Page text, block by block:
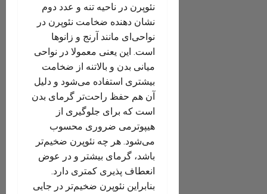
نئوپرن در ناحیه تنه و عدد دوم
نشان دهنده ضخامت نئوپرن در
نواحی‌ای مانند آرنج و زانوها
است. این یعنی معمولا در نواحی
میانی بدن و بالاتنه از ضخامت
بیشتری استفاده می‌شود و دلیل
آن هم حفظ راحت‌تر گرمای بدن
است که برای جلوگیری از
هیپوترمی ضروری محسوب
می‌شود. هر چه نئوپرن ضخیم‌تر
باشد، گرمای بیشتر و در عوض
انعطاف پذیری کمتری دارد.
بنابراین نئوپرن ضخیم‌تر در جایی